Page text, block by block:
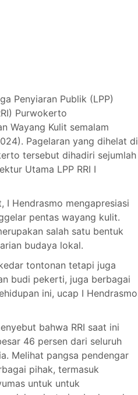
Penyiaran Publik (LPP)
Purwokerto
Wayang Kulit semalam
Pagelaran yang dihelat di
tersebut dihadiri sejumlah
Utama LPP RRI I
I Hendrasmo mengapresiasi
pentas wayang kulit.
salah satu bentuk
budaya lokal.
tontonan tetapi juga
budi pekerti, juga berbagai
ini, ucap I Hendrasmo
bahwa RRI saat ini
46 persen dari seluruh
Melihat pangsa pendengar
pihak, termasuk
untuk untuk